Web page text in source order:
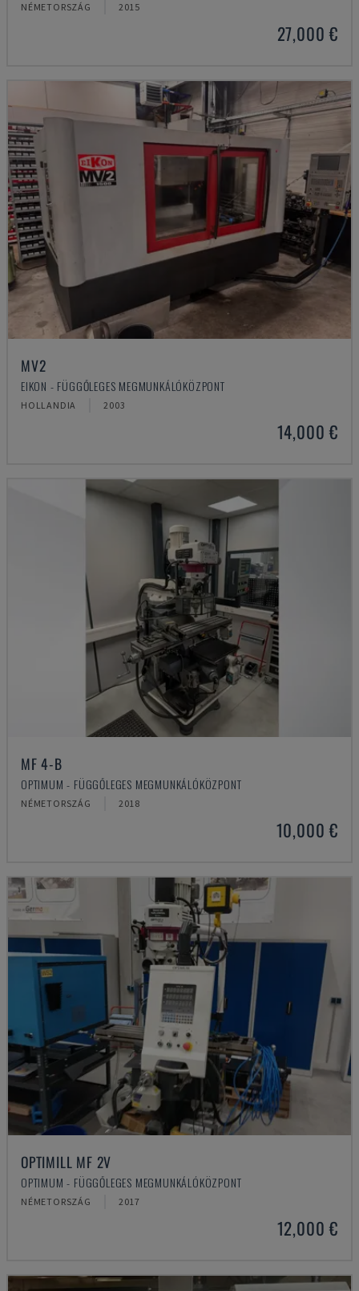
NÉMETORSZÁG 2015
27,000 €
MV2
EIKON - FÜGGŐLEGES MEGMUNKÁLÓKÖZPONT
HOLLANDIA 2003
14,000 €
MF 4-B
OPTIMUM - FÜGGŐLEGES MEGMUNKÁLÓKÖZPONT
NÉMETORSZÁG 2018
10,000 €
OPTIMILL MF 2V
OPTIMUM - FÜGGŐLEGES MEGMUNKÁLÓKÖZPONT
NÉMETORSZÁG 2017
12,000 €